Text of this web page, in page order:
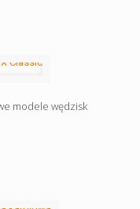
modele wędzisk